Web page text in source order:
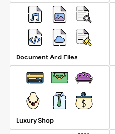
Document And Files
Luxury Shop